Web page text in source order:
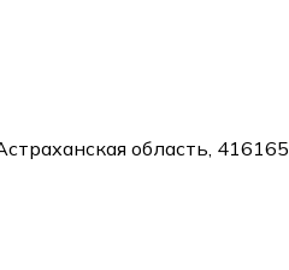
область, 416165